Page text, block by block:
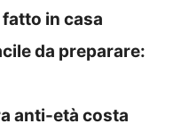
in casa
da preparare:
anti-età costa